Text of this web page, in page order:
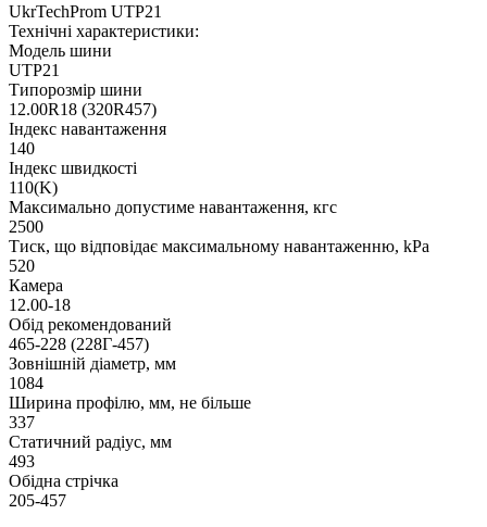
UkrTechProm UTP21
Технічні характеристики:
Модель шини
UTP21
Типорозмір шини
12.00R18 (320R457)
Індекс навантаження
140
Індекс швидкості
110(K)
Максимально допустиме навантаження, кгс
2500
Тиск, що відповідає максимальному навантаженню, kPa
520
Камера
12.00-18
Обід рекомендований
465-228 (228Г-457)
Зовнішній діаметр, мм
1084
Ширина профілю, мм, не більше
337
Статичний радіус, мм
493
Обідна стрічка
205-457